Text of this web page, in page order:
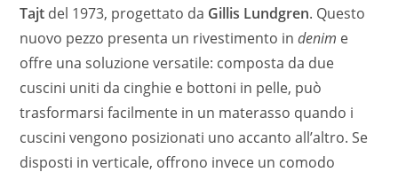
Tajt del 1973, progettato da Gillis Lundgren. Questo
nuovo pezzo presenta un rivestimento indenim e
offre una soluzione versatile: composta da due
cuscini uniti da cinghie e bottoni in pelle, può
trasformarsi facilmente in un materasso quando i
cuscini vengono posizionati uno accanto all’altro. Se
disposti in verticale, offrono invece un comodo